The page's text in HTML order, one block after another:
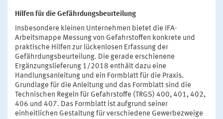
Hilfen für die Gefährdungsbeurteilung
Insbesondere kleinen Unternehmen bietet die IFA-
Arbeitsmappe Messung von Gefahrstoffen konkrete und
praktische Hilfen zur lückenlosen Erfassung der
Gefährdungsbeurteilung. Die gerade erschienene
Ergänzungslieferung 1/2018 enthält dazu eine
Handlungsanleitung und ein Formblatt für die Praxis.
Grundlage für die Anleitung und das Formblatt sind die
Technischen Regeln für Gefahrstoffe (TRGS) 400, 401, 402,
406 und 407. Das Formblatt ist aufgrund seiner
einheitlichen Gestaltung für verschiedene Gewerbezweige